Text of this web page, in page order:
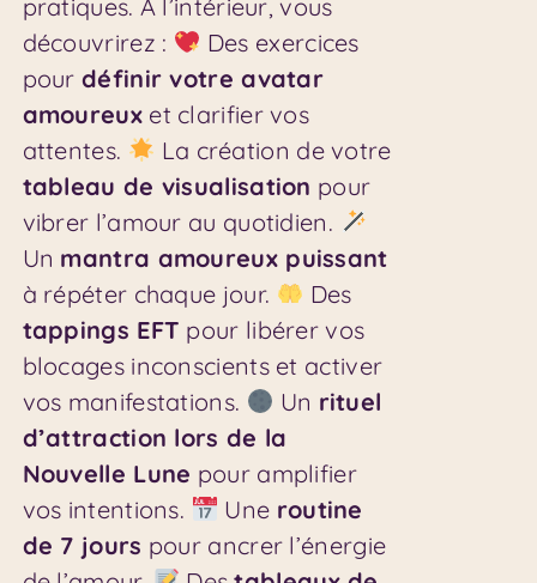
pratiques. À l’intérieur, vous
découvrirez :
Des exercices
pourdéfinir votre avatar
amoureuxet clarifier vos
attentes.
La création de votre
tableau de visualisation pour
vibrer l’amour au quotidien.
Un mantra amoureux puissant
à répéter chaque jour.
Des
tappings EFT pour libérer vos
blocages inconscients et activer
vos manifestations.
Un rituel
d’attraction lors de la
Nouvelle Lune pour amplifier
vos intentions.
Une routine
de 7 jours pour ancrer l’énergie